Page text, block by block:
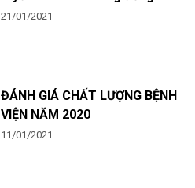
bệnh xã hội hoá
21/01/2021
ĐÁNH GIÁ CHẤT LƯỢNG BỆNH
VIỆN NĂM 2020
11/01/2021